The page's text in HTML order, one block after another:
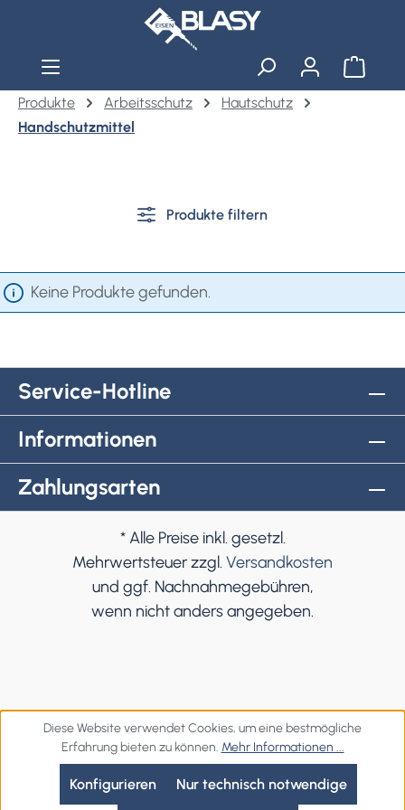
Zum Hauptinhalt springen
Produkte
Arbeitsschutz
Hautschutz
Handschutzmittel
Produkte filtern
Keine Produkte gefunden.
Service-Hotline
Informationen
Zahlungsarten
* Alle Preise inkl. gesetzl.
Mehrwertsteuer zzgl. Versandkosten
und ggf. Nachnahmegebühren,
wenn nicht anders angegeben.
Diese Website verwendet Cookies, um eine bestmögliche
Erfahrung bieten zu können. Mehr Informationen ...
Nur technisch notwendige
Konfigurieren